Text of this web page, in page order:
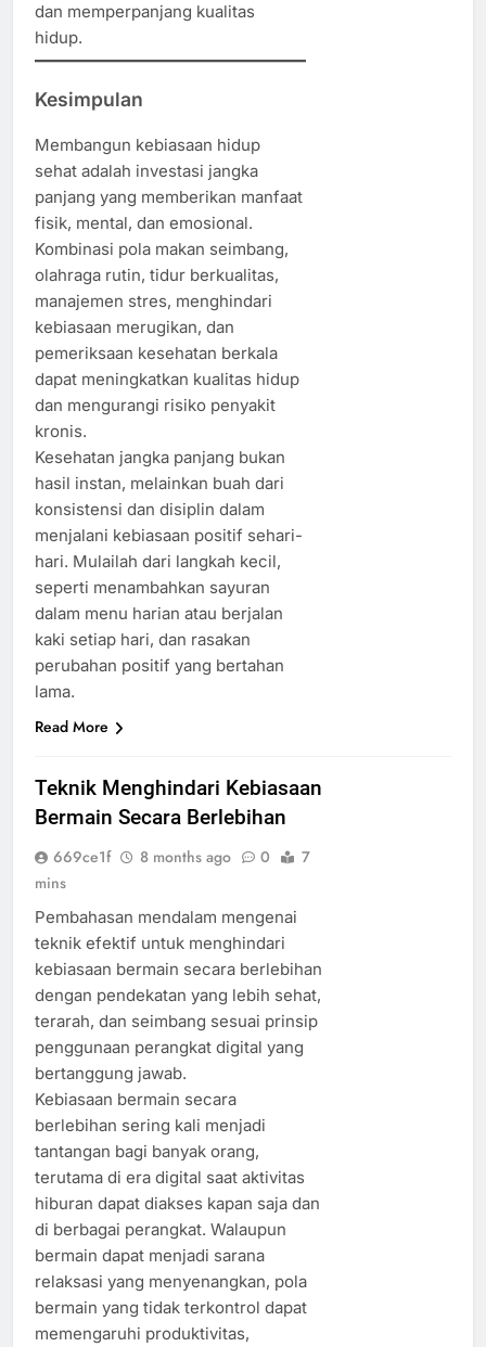
dan memperpanjang kualitas
hidup.
Kesimpulan
Membangun kebiasaan hidup
sehat adalah investasi jangka
panjang yang memberikan manfaat
fisik, mental, dan emosional.
Kombinasi pola makan seimbang,
olahraga rutin, tidur berkualitas,
manajemen stres, menghindari
kebiasaan merugikan, dan
pemeriksaan kesehatan berkala
dapat meningkatkan kualitas hidup
dan mengurangi risiko penyakit
kronis.
Kesehatan jangka panjang bukan
hasil instan, melainkan buah dari
konsistensi dan disiplin dalam
menjalani kebiasaan positif sehari-
hari. Mulailah dari langkah kecil,
seperti menambahkan sayuran
dalam menu harian atau berjalan
kaki setiap hari, dan rasakan
perubahan positif yang bertahan
lama.
Read More
Teknik Menghindari Kebiasaan
Bermain Secara Berlebihan
669ce1f 8 months ago 0
7
mins
Pembahasan mendalam mengenai
teknik efektif untuk menghindari
kebiasaan bermain secara berlebihan
dengan pendekatan yang lebih sehat,
terarah, dan seimbang sesuai prinsip
penggunaan perangkat digital yang
bertanggung jawab.
Kebiasaan bermain secara
berlebihan sering kali menjadi
tantangan bagi banyak orang,
terutama di era digital saat aktivitas
hiburan dapat diakses kapan saja dan
di berbagai perangkat. Walaupun
bermain dapat menjadi sarana
relaksasi yang menyenangkan, pola
bermain yang tidak terkontrol dapat
memengaruhi produktivitas,